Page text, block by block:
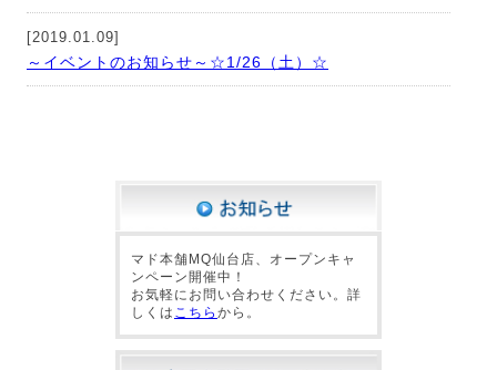
[2019.01.09]
～イベントのお知らせ～☆1/26（土）☆
マド本舗MQ仙台店、オープンキャ
ンペーン開催中！
お気軽にお問い合わせください。詳
しくは こちら から。